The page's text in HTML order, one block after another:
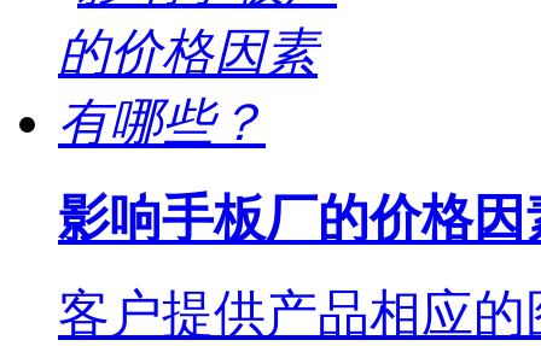
影响手板厂的价格
客户提供产品相应